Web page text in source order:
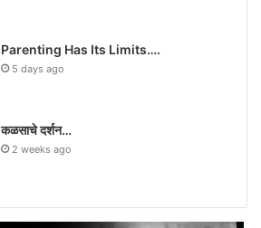
Parenting Has Its Limits….
5 days ago
कळसाचे दर्शन…
2 weeks ago